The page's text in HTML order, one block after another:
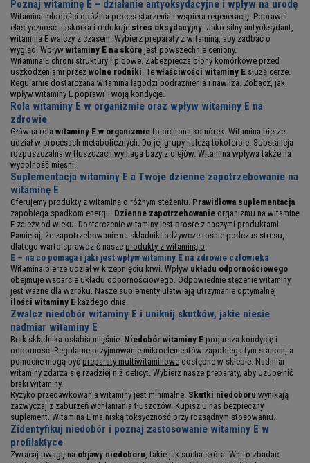
Poznaj witaminę E – działanie antyoksydacyjne i wpływ na urodę
Witamina młodości opóźnia proces starzenia i wspiera regenerację. Poprawia
elastyczność naskórka i redukuje stres oksydacyjny . Jako silny antyoksydant,
witamina E walczy z czasem. Wybierz preparaty z witaminą, aby zadbać o
wygląd. Wpływ witaminy E na skórę jest powszechnie ceniony.
Witamina E chroni struktury lipidowe. Zabezpiecza błony komórkowe przed
uszkodzeniami przez wolne rodniki . Te właściwości witaminy E służą cerze.
Regularnie dostarczana witamina łagodzi podrażnienia i nawilża. Zobacz, jak
wpływ witaminy E poprawi Twoją kondycję.
Rola witaminy E w organizmie oraz wpływ witaminy E na
zdrowie
Główna rola witaminy E w organizmieto ochrona komórek. Witamina bierze
udział w procesach metabolicznych. Do jej grupy należą tokoferole. Substancja
rozpuszczalna w tłuszczach wymaga bazy z olejów. Witamina wpływa także na
wydolność mięśni.
Suplementacja witaminy E a Twoje dzienne zapotrzebowanie na
witaminę E
Oferujemy produkty z witaminą o różnym stężeniu. Prawidłowa suplementacja
zapobiega spadkom energii. Dzienne zapotrzebowanie organizmu na witaminę
E zależy od wieku. Dostarczenie witaminy jest proste z naszymi produktami.
Pamiętaj, że zapotrzebowanie na składniki odżywcze rośnie podczas stresu,
dlatego warto sprawdzić nasze produkty z witaminą b
E – na co pomaga i jaki jest wpływ witaminy E na zdrowie człowieka
Witamina bierze udział w krzepnięciu krwi. Wpływ układu odpornościowego
obejmuje wsparcie układu odpornościowego. Odpowiednie stężenie witaminy
jest ważne dla wzroku. Nasze suplementy ułatwiają utrzymanie optymalnej
ilości witaminy E każdego dnia.
Zwalcz niedobór witaminy E i uniknij skutków, jakie niesie
nadmiar witaminy E
Brak składnika osłabia mięśnie. Niedobór witaminy E pogarsza kondycję i
odporność. Regularne przyjmowanie mikroelementów zapobiega tym stanom, a
pomocne mogą być preparaty multiwitaminowe dostępne w sklepie. Nadmiar
witaminy zdarza się rzadziej niż deficyt. Wybierz nasze preparaty, aby uzupełnić
braki witaminy.
Ryzyko przedawkowania witaminy jest minimalne. Skutki niedoboru wynikają
zazwyczaj z zaburzeń wchłaniania tłuszczów. Kupisz u nas bezpieczny
suplement. Witamina E ma niską toksyczność przy rozsądnym stosowaniu.
Zidentyfikuj niedobór i poznaj zastosowanie witaminy E w
profilaktyce
Zwracaj uwagę na objawy niedoboru , takie jak sucha skóra. Warto zbadać